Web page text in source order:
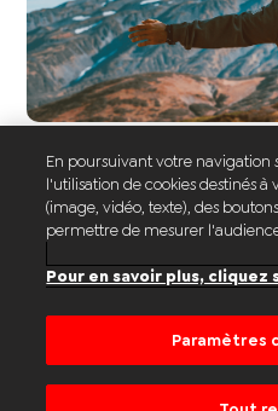
Réservez
départ de
Nous contacter
En poursuivant votre navigation
l'utilisation de cookies destinés à
(image, vidéo, texte), des
permettre de mesurer
Pour en savoir plus, cliquez
Paramètres